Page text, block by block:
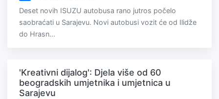
Deset novih ISUZU autobusa rano jutros počelo
saobraćati u Sarajevu. Novi autobusi vozit će od Ilidže
do Hrasn...
'Kreativni dijalog': Djela više od 60
beogradskih umjetnika i umjetnica u
Sarajevu